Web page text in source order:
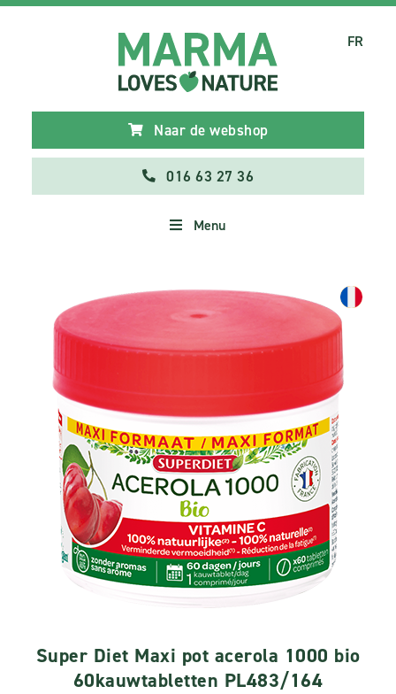
Naar de webshop
016 63 27 36
Menu
FR
Super Diet Maxi pot acerola 1000 bio
60kauwtabletten PL483/164